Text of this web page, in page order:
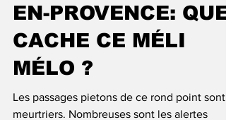
ROND POINT
GAMLITZ À TRANS-
EN-PROVENCE: QUE
CACHE CE MÉLI